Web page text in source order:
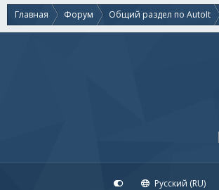
Главная Форум Общий раздел по AutoIt
Русский (RU)